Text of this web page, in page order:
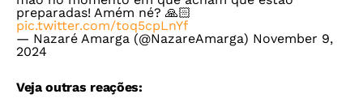
preparadas! Amém né? 🙏🏻
pic.twitter.com/toq5cpLnYf
— Nazaré Amarga (@NazareAmarga) November 9,
2024
Veja outras reações: